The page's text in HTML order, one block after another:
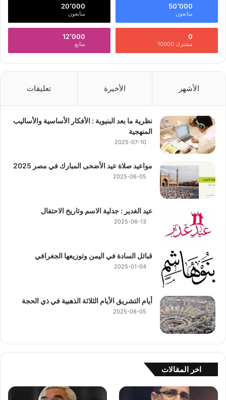
50٬000
متابعون
20٬000
متابعون
0
مشترك 10000
12٬000
متابع
الأشهر الأخيرة تعليقات
نظرية ما بعد البنيوية : الأفكار الأساسية والأساليب
المنهجية
2025-07-10
مواعيد صلاة عيد الأضحى المبارك في مصر 2025
2025-06-05
عيد الغدير : جدلية الاسم وتاريخ الاحتفال
2025-06-13
قبائل السادة في اليمن وتوزيعها الجغرافي
2025-01-04
أيام التشريق الأيام الثلاثة الذهبية في ذي الحجة
2025-06-05
اخر المقالات